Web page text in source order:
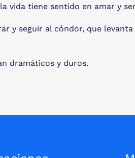
vida tiene sentido en amar y
y seguir al cóndor, que
dramáticos y duros.